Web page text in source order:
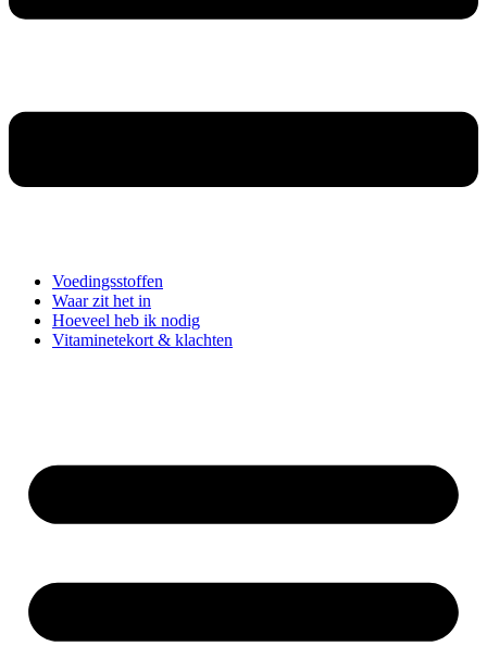
Voedingsstoffen
Waar zit het in
Hoeveel heb ik nodig
Vitaminetekort & klachten